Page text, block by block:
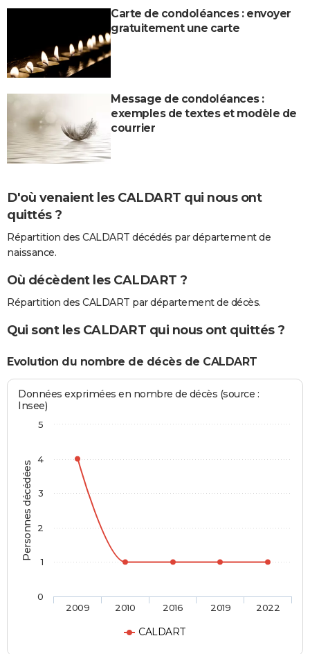
Carte de condoléances : envoyer
gratuitement une carte
Message de condoléances :
exemples de textes et modèle de
courrier
D'où venaient les CALDART qui nous ont
quittés ?
Répartition des CALDART décédés par département de
naissance.
Où décèdent les CALDART ?
Répartition des CALDART par département de décès.
Qui sont les CALDART qui nous ont quittés ?
Evolution du nombre de décès de CALDART
Personnes décédées
Données exprimées en nombre de décès (source :
Insee)
CALDART
2009 2010 2016 2019 2022
0
1
2
3
4
5